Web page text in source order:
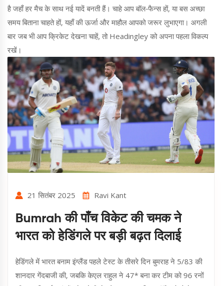
है जहाँ हर मैच के साथ नई यादें बनती हैं। चाहे आप बॉल‑फैन्स हों, या बस अच्छा
समय बिताना चाहते हों, यहाँ की ऊर्जा और माहौल आपको जरूर लुभाएगा। अगली
बार जब भी आप क्रिकेट देखना चाहें, तो Headingley को अपना पहला विकल्प
रखें।
21 सितंबर 2025 Ravi Kant
Bumrah की पाँच विकेट की चमक ने
भारत को हेडिंगले पर बड़ी बढ़त दिलाई
हेडिंगले में भारत बनाम इंग्लैंड पहले टेस्ट के तीसरे दिन बुमराह ने 5/83 की
शानदार गेंदबाजी की, जबकि केएल राहुल ने 47* बना कर टीम को 96 रनों